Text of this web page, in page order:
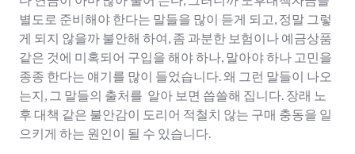
별도로 준비해야 한다는 말들을 많이 듣게 되고, 정말 그렇
게 되지 않을까 불안해 하여, 좀 과분한 보험이나 예금상품
같은 것에 미혹되어 구입을 해야 하나, 말아야 하나 고민을
종종 한다는 얘기를 많이 들었습니다. 왜 그런 말들이 나오
는지, 그 말들의 출처를 알아 보면 씁쓸해 집니다. 장래 노
후 대책 같은 불안감이 도리어 적철치 않는 구매 충동을 일
으키게 하는 원인이 될 수 있습니다.